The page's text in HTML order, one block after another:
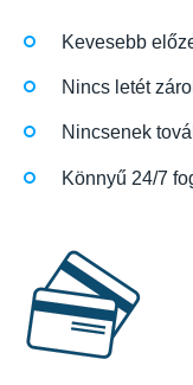
Kevesebb
Nincs letét
Nincsenek
Könnyű 24/7